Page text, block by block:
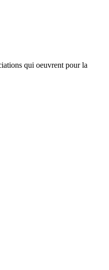
qui oeuvrent pour la